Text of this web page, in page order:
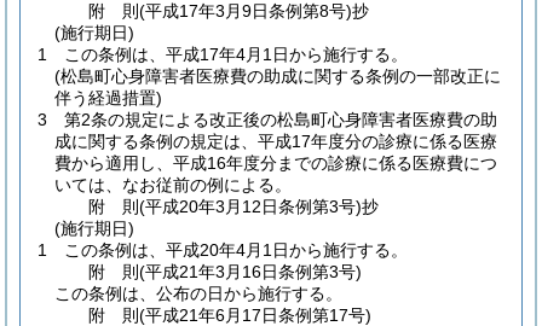
附 則(平成17年3月9日条例第8号)抄
(施行期日)
1
この条例は、平成17年4月1日から施行する。
(松島町心身障害者医療費の助成に関する条例の一部改正に
伴う経過措置)
3
第2条の規定による改正後の松島町心身障害者医療費の助
成に関する条例の規定は、平成17年度分の診療に係る医療
費から適用し、平成16年度分までの診療に係る医療費につ
いては、なお従前の例による。
附 則(平成20年3月12日条例第3号)抄
(施行期日)
1
この条例は、平成20年4月1日から施行する。
附 則(平成21年3月16日条例第3号)
この条例は、公布の日から施行する。
附 則(平成21年6月17日条例第17号)